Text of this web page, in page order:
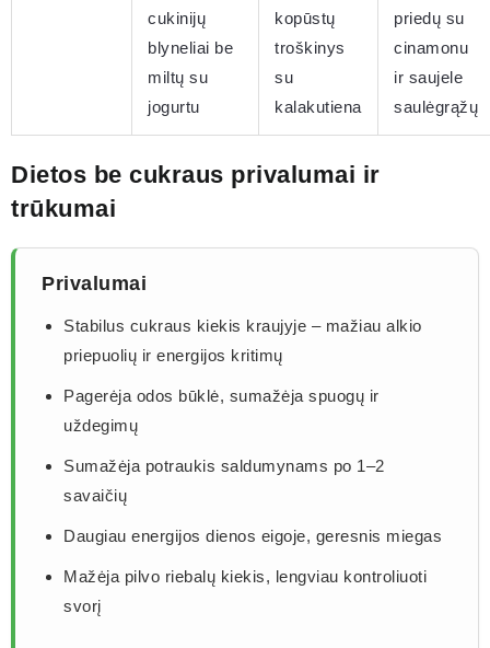
cukinijų
blyneliai be
miltų su
jogurtu
kopūstų
troškinys
su
kalakutiena
priedų su
cinamonu
ir saujele
saulėgrąžų
Dietos be cukraus privalumai ir
trūkumai
Privalumai
Stabilus cukraus kiekis kraujyje – mažiau alkio
priepuolių ir energijos kritimų
Pagerėja odos būklė, sumažėja spuogų ir
uždegimų
Sumažėja potraukis saldumynams po 1–2
savaičių
Daugiau energijos dienos eigoje, geresnis miegas
Mažėja pilvo riebalų kiekis, lengviau kontroliuoti
svorį